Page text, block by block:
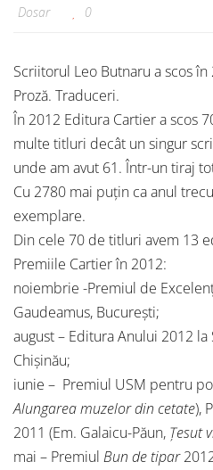
Dosar
0
Scriitorul Leo Butnaru a scos
Proză. Traduceri.
În 2012 Editura Cartier a scos
multe titluri decât un singur
unde am avut 61. Într-un tiraj
Cu 2780 mai puțin ca anul
exemplare.
Din cele 70 de titluri avem 13
Premiile Cartier în 2012:
noiembrie -Premiul de
Gaudeamus, București;
august – Editura Anului 2012
Chișinău;
iunie – Premiul USM pentru
Alungarea muzelor din cetate),
2011 (Em. Galaicu-Păun, Ţesut
mai – Premiul Bun de tipar